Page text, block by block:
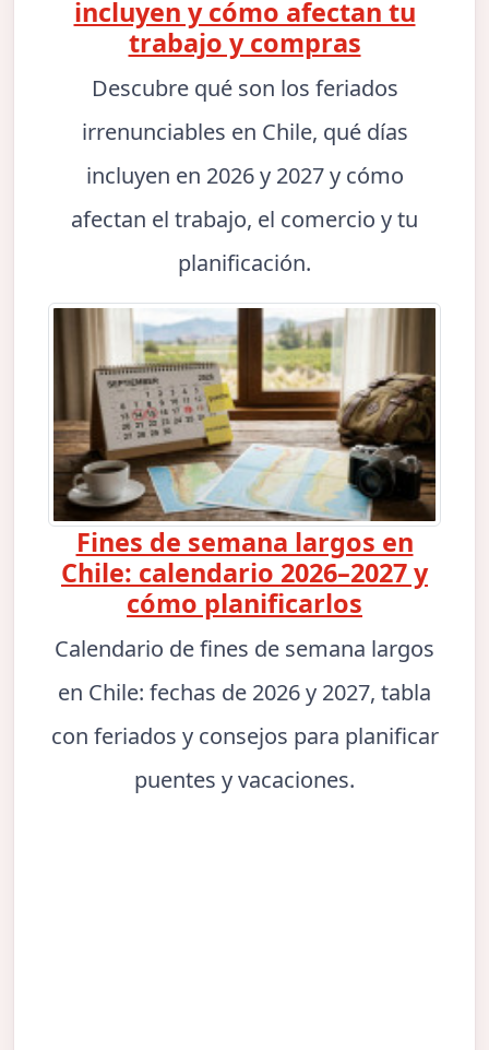
incluyen y cómo afectan tu
trabajo y compras
Descubre qué son los feriados
irrenunciables en Chile, qué días
incluyen en 2026 y 2027 y cómo
afectan el trabajo, el comercio y tu
planificación.
Fines de semana largos en
Chile: calendario 2026–2027 y
cómo planificarlos
Calendario de fines de semana largos
en Chile: fechas de 2026 y 2027, tabla
con feriados y consejos para planificar
puentes y vacaciones.